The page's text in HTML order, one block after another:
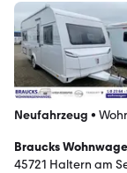
Neufahrzeug •
Braucks
45721 Haltern am